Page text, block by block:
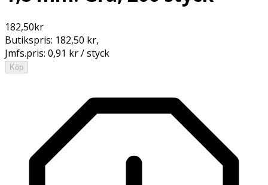
182,50kr
Butikspris: 182,50 kr,
Jmfs.pris: 0,91 kr / styck
Köp